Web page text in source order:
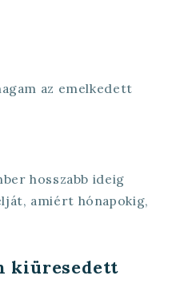
az emelkedett
hosszabb ideig
amiért hónapokig,
kiüresedett